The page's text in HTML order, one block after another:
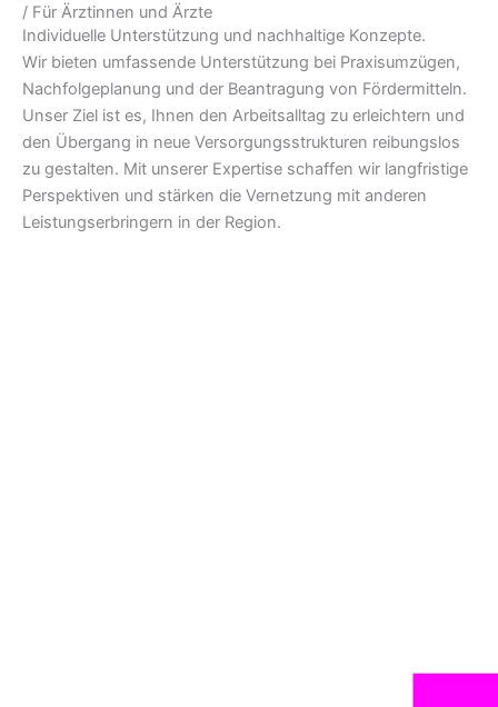
/ Für Ärztinnen und Ärzte
Individuelle Unterstützung und nachhaltige Konzepte.
Wir bieten umfassende Unterstützung bei Praxisumzügen,
Nachfolgeplanung und der Beantragung von Fördermitteln.
Unser Ziel ist es, Ihnen den Arbeitsalltag zu erleichtern und
den Übergang in neue Versorgungsstrukturen reibungslos
zu gestalten. Mit unserer Expertise schaffen wir langfristige
Perspektiven und stärken die Vernetzung mit anderen
Leistungserbringern in der Region.